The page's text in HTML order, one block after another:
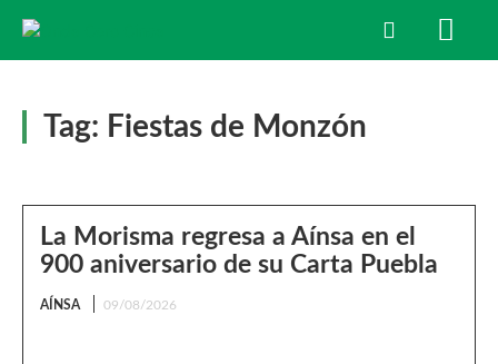
Tag: Fiestas de Monzón
La Morisma regresa a Aínsa en el
900 aniversario de su Carta Puebla
AÍNSA 09/08/2026